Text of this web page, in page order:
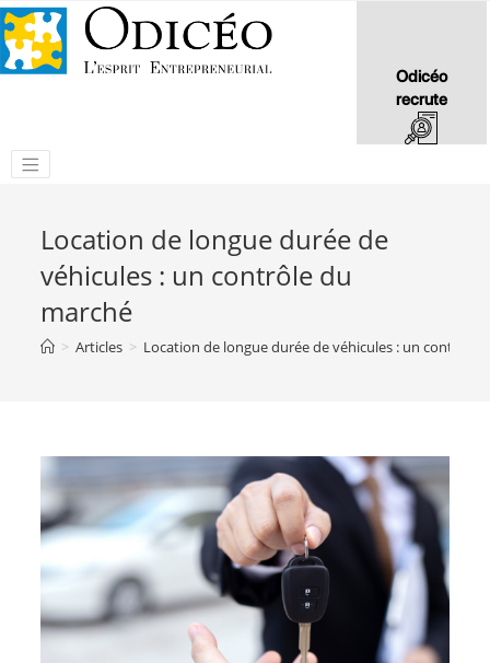
Odicéo
recrute
Location de longue durée de
véhicules : un contrôle du
marché
> Articles > Location de longue durée de véhicules : un contrôle